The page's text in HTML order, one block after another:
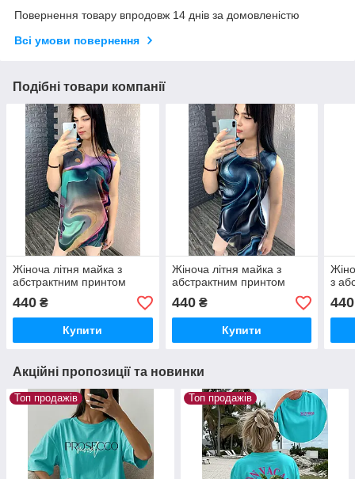
Повернення товару впродовж 14 днів за домовленістю
Всі умови повернення
Подібні товари компанії
Жіноча літня майка з
абстрактним принтом
440 ₴
Купити
Жіноча літня майка з
абстрактним принтом
440₴
Купити
з
440
Акційні пропозиції та новинки
Топ продажів Топ продажів